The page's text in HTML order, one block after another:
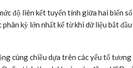
độ liên kết tuyến tính giữa hai biến
kỳ lớn nhất kể từ khi dữ liệu bắt
cùng chiều dựa trên các yếu tố